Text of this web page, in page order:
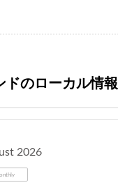
ドのローカル情報
2026